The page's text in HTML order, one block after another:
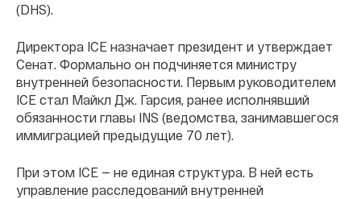
(DHS).
Директора ICE назначает президент и утверждает
Сенат. Формально он подчиняется министру
внутренней безопасности. Первым руководителем
ICE стал Майкл Дж. Гарсия, ранее исполнявший
обязанности главы INS (ведомства, занимавшегося
иммиграцией предыдущие 70 лет).
При этом ICE — не единая структура. В ней есть
управление расследований внутренней